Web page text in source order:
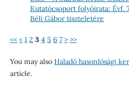
Kutatócsoport folyóirata: Évf.
Béli Gábor tiszteletére
<< < 1 2 3 4 5 6 7 > >>
You may also Haladó hasonlósági
article.